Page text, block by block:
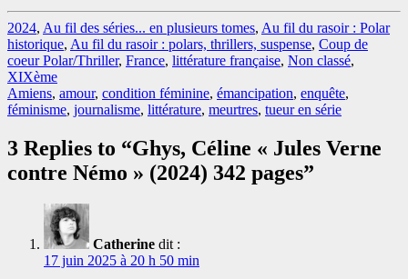
2024, Au fil des séries... en plusieurs tomes, Au fil du rasoir : Polar
historique, Au fil du rasoir : polars, thrillers, suspense, Coup de
coeur Polar/Thriller, France, littérature française, Non classé,
XIXème
Amiens, amour, condition féminine, émancipation, enquête,
féminisme, journalisme, littérature, meurtres, tueur en série
3 Replies to “Ghys, Céline « Jules Verne
contre Némo » (2024) 342 pages”
Catherine dit :
17 juin 2025 à 20 h 50 min